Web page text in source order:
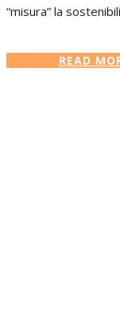
“misura” la
READ